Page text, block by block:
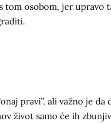
tom osobom, jer
pravi”, ali važno je
život samo će ih